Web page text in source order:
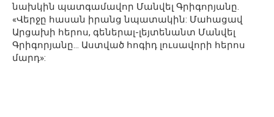
նախկին պատգամավոր Մանվել Գրիգորյանը.
«Վերջը հասան իրանց նպատակին: Մահացավ
Արցախի հերոս, գեներալ-լեյտենանտ Մանվել
Գրիգորյանը… Աստված հոգիդ լուսավորի հերոս
մարդ»: